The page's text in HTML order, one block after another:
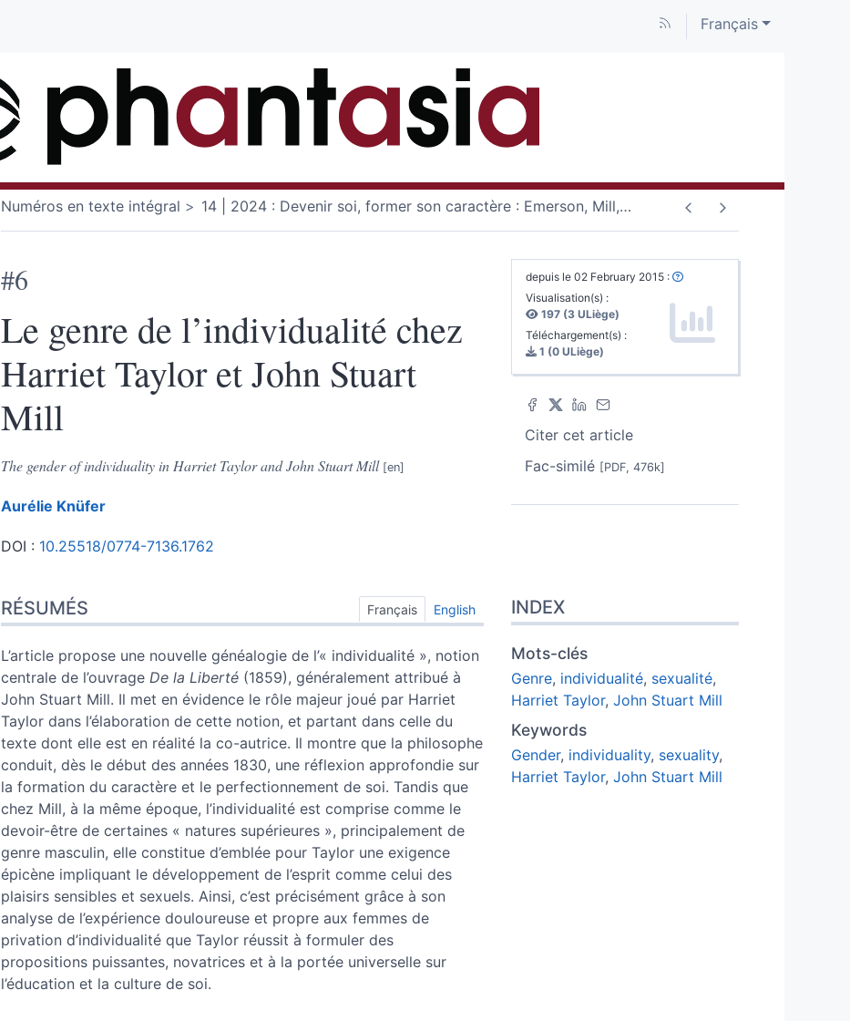
Français
Numéros en texte intégral 14 | 2024 : Devenir soi, former son caractère : Emerson, Mill,…
depuis le 02 February 2015 :
Visualisation(s) :
197 (3 ULiège)
Téléchargement(s) :
1 (0 ULiège)
Citer cet article
Fac-similé [PDF, 476k]
#6
Le genre de l’individualité chez
Harriet Taylor et John Stuart
Mill
The gender of individuality in Harriet Taylor and John Stuart Mill
Aurélie Knüfer
DOI : 10.25518/0774-7136.1762
Plan
Texte
Notes
Citer cet article
Auteur
RÉSUMÉS Français English
L’article propose une nouvelle généalogie de l’« individualité », notion
centrale de l’ouvrage De la Liberté (1859), généralement attribué à
John Stuart Mill. Il met en évidence le rôle majeur joué par Harriet
Taylor dans l’élaboration de cette notion, et partant dans celle du
texte dont elle est en réalité la co-autrice. Il montre que la philosophe
conduit, dès le début des années 1830, une réflexion approfondie sur
la formation du caractère et le perfectionnement de soi. Tandis que
chez Mill, à la même époque, l’individualité est comprise comme le
devoir-être de certaines « natures supérieures », principalement de
genre masculin, elle constitue d’emblée pour Taylor une exigence
épicène impliquant le développement de l’esprit comme celui des
plaisirs sensibles et sexuels. Ainsi, c’est précisément grâce à son
analyse de l’expérience douloureuse et propre aux femmes de
privation d’individualité que Taylor réussit à formuler des
propositions puissantes, novatrices et à la portée universelle sur
l’éducation et la culture de soi.
INDEX
Mots-clés
Genre, individualité, sexualité,
Harriet Taylor, John Stuart Mill
Keywords
Gender, individuality, sexuality,
Harriet Taylor, John Stuart Mill